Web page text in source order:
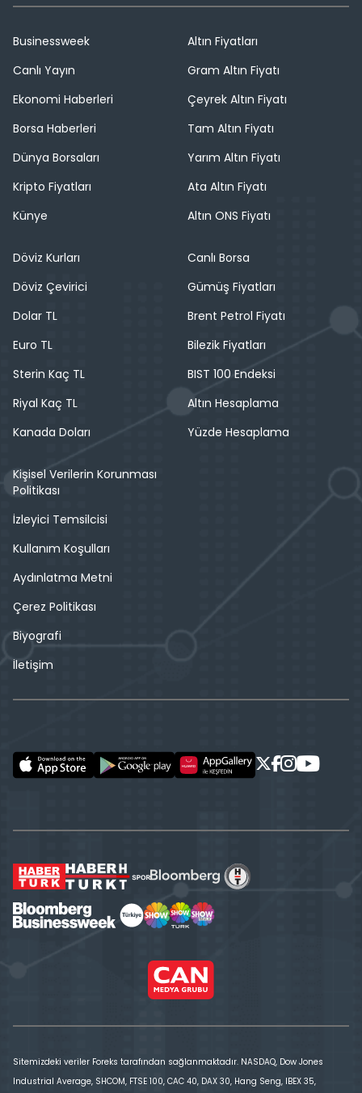
Businessweek
Canlı Yayın
Ekonomi Haberleri
Borsa Haberleri
Dünya Borsaları
Kripto Fiyatları
Künye
Altın Fiyatları
Gram Altın Fiyatı
Çeyrek Altın Fiyatı
Tam Altın Fiyatı
Yarım Altın Fiyatı
Ata Altın Fiyatı
Altın ONS Fiyatı
Döviz Kurları
Döviz Çevirici
Dolar TL
Euro TL
Sterin Kaç TL
Riyal Kaç TL
Kanada Doları
Canlı Borsa
Gümüş Fiyatları
Brent Petrol Fiyatı
Bilezik Fiyatları
BIST 100 Endeksi
Altın Hesaplama
Yüzde Hesaplama
Kişisel Verilerin Korunması
Politikası
İzleyici Temsilcisi
Kullanım Koşulları
Aydınlatma Metni
Çerez Politikası
Biyografi
İletişim
Sitemizdeki veriler Foreks tarafından sağlanmaktadır. NASDAQ, Dow Jones
Industrial Average, SHCOM, FTSE 100, CAC 40, DAX 30, Hang Seng, IBEX 35,